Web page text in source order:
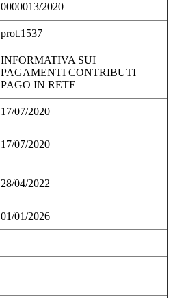
0000013/2020
prot.1537
INFORMATIVA SUI
PAGAMENTI CONTRIBUTI
PAGO IN RETE
17/07/2020
17/07/2020
28/04/2022
01/01/2026